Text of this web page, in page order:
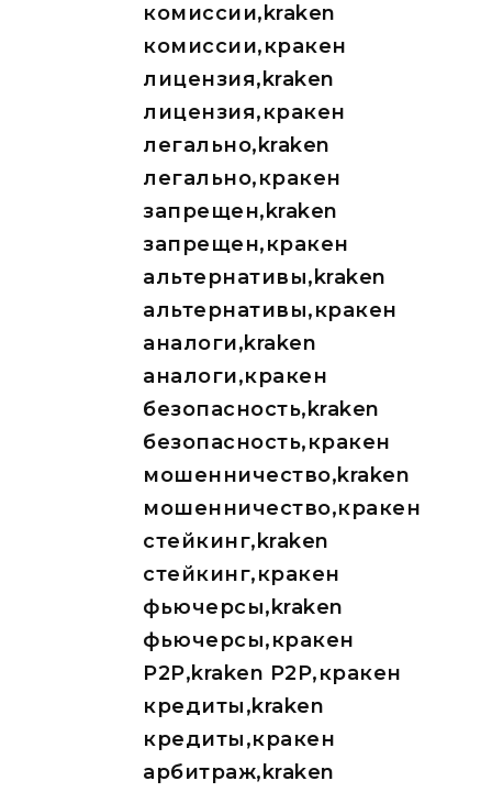
комиссии,kraken
комиссии,кракен
лицензия,kraken
лицензия,кракен
легально,kraken
легально,кракен
запрещен,kraken
запрещен,кракен
альтернативы,kraken
альтернативы,кракен
аналоги,kraken
аналоги,кракен
безопасность,kraken
безопасность,кракен
мошенничество,kraken
мошенничество,кракен
стейкинг,kraken
стейкинг,кракен
фьючерсы,kraken
фьючерсы,кракен
P2P,kraken P2P,кракен
кредиты,kraken
кредиты,кракен
арбитраж,kraken